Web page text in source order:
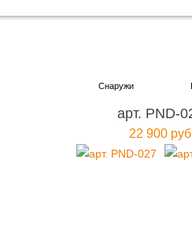
арт. PND-
22 900 руб
с гарантией качества и
Мы ждем вас,